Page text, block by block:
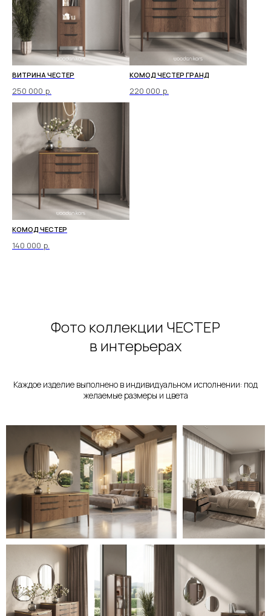
ВИТРИНА ЧЕСТЕР
250 000 р.
КОМОД ЧЕСТЕР ГРАНД
220 000 р.
КОМОД ЧЕСТЕР
140 000 р.
Фото коллекции ЧЕСТЕР
в интерьерах
Каждое изделие выполнено в индивидуальном исполнении: под
желаемые размеры и цвета